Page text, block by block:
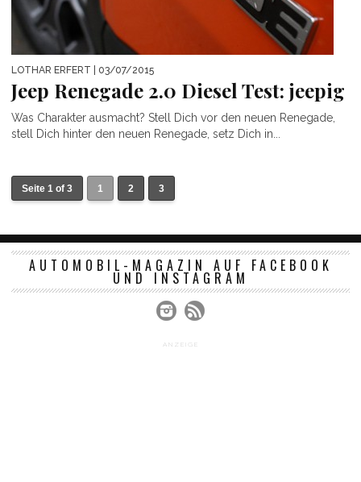
LOTHAR ERFERT | 03/07/2015
Jeep Renegade 2.0 Diesel Test: jeepig
Was Charakter ausmacht? Stell Dich vor den neuen Renegade,
stell Dich hinter den neuen Renegade, setz Dich in...
Seite 1 of 3 1 2 3
AUTOMOBIL-MAGAZIN AUF FACEBOOK
UND INSTAGRAM
ANZEIGE